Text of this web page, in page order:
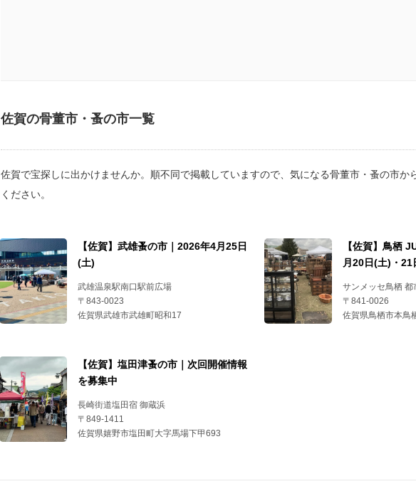
佐賀の骨董市・蚤の市一覧
佐賀で宝探しに出かけませんか。順不同で掲載していますので、気になる骨董市・蚤の市か
ください。
【佐賀】武雄蚤の市｜2026年4月25日
(土)
武雄温泉駅南口駅前広場
〒843-0023
佐賀県武雄市武雄町昭和17
【佐賀】鳥栖
月20日(土)・21
サンメッセ鳥栖 都
〒841-0026
佐賀県鳥栖市本鳥
【佐賀】塩田津蚤の市｜次回開催情報
を募集中
長崎街道塩田宿 御蔵浜
〒849-1411
佐賀県嬉野市塩田町大字馬場下甲693